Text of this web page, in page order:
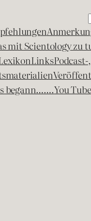
mit Scientology zu
Links
begann…….You